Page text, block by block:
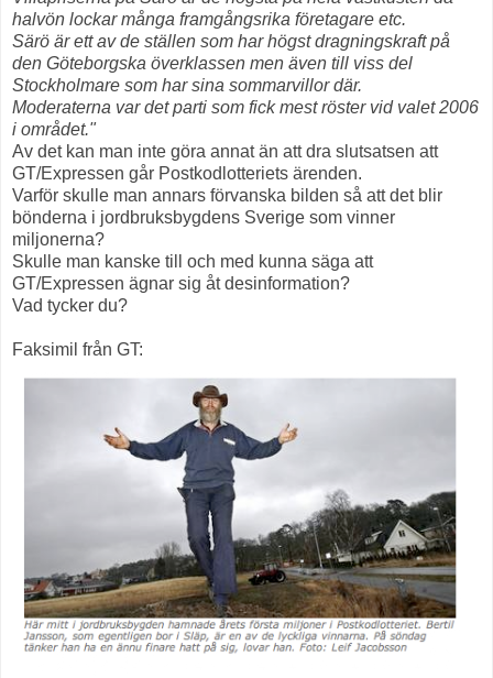
halvön lockar många framgångsrika företagare etc.
Särö är ett av de ställen som har högst dragningskraft på
den Göteborgska överklassen men även till viss del
Stockholmare som har sina sommarvillor där.
Moderaterna var det parti som fick mest röster vid valet 2006
i området."
Av det kan man inte göra annat än att dra slutsatsen att
GT/Expressen går Postkodlotteriets ärenden.
Varför skulle man annars förvanska bilden så att det blir
bönderna i jordbruksbygdens Sverige som vinner
miljonerna?
Skulle man kanske till och med kunna säga att
GT/Expressen ägnar sig åt desinformation?
Vad tycker du?
Faksimil från GT: